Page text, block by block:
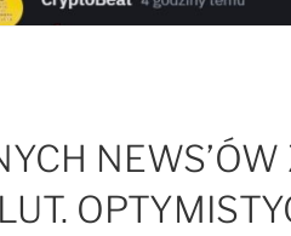
NEWS’ÓW